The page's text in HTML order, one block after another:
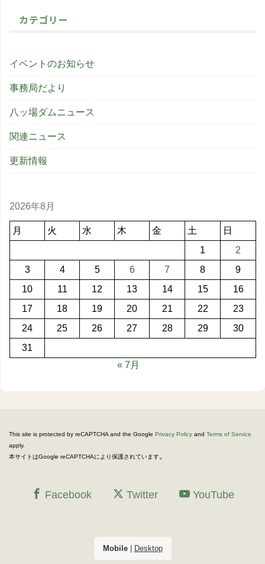
カテゴリー
イベントのお知らせ
事務局だより
八ッ場ダムニュース
関連ニュース
更新情報
2026年8月
月 火 水 木 金 土
日
1
2
3
4 5 6 7 8
9
10
11 12 13 14 15
16
17
18 19 20 21 22
23
24
25 26 27 28 29
30
31
« 7月
This site is protected by reCAPTCHA and the Google Privacy Policy and Terms of Service
apply.
本サイトはGoogle reCAPTCHAにより保護されています。
Facebook Twitter YouTube
Mobile| Desktop